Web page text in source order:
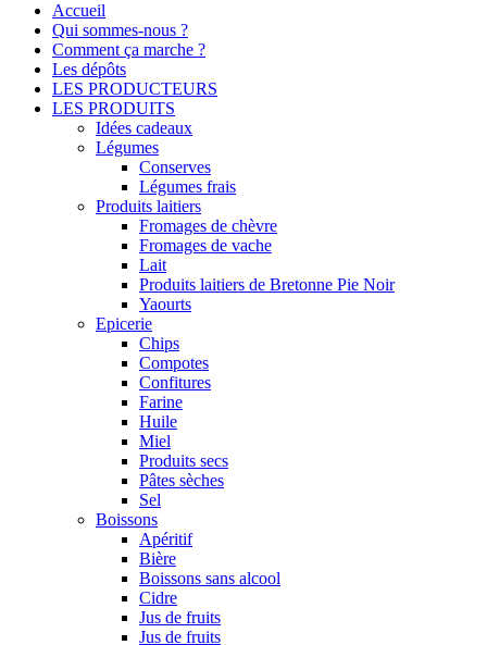
Accueil
Qui sommes-nous ?
Comment ça marche ?
Les dépôts
LES PRODUCTEURS
LES PRODUITS
Idées cadeaux
Légumes
Conserves
Légumes frais
Produits laitiers
Fromages de chèvre
Fromages de vache
Lait
Produits laitiers de Bretonne Pie Noir
Yaourts
Epicerie
Chips
Compotes
Confitures
Farine
Huile
Miel
Produits secs
Pâtes sèches
Sel
Boissons
Apéritif
Bière
Boissons sans alcool
Cidre
Jus de fruits
Jus de fruits